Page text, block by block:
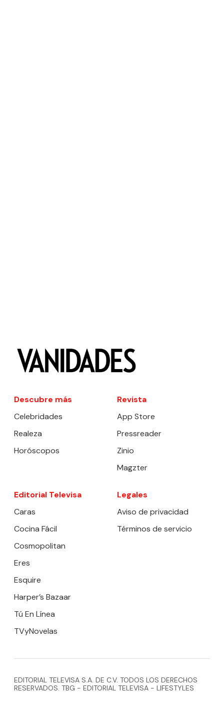
Descubre más
Celebridades
Realeza
Horóscopos
Revista
App Store
Pressreader
Zinio
Magzter
Editorial Televisa
Caras
Cocina Fácil
Cosmopolitan
Eres
Esquire
Harper’s Bazaar
Tú En Línea
TVyNovelas
Legales
Aviso de privacidad
Términos de servicio
EDITORIAL TELEVISA S.A. DE C.V. TODOS LOS DERECHOS
RESERVADOS. TBG - EDITORIAL TELEVISA - LIFESTYLES